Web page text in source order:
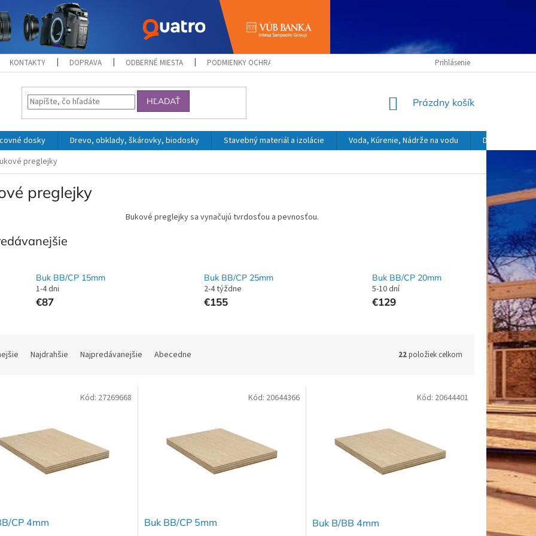
KONTAKTY DOPRAVA ODBERNÉ MIESTA PODMIENKY OCHRANY OSOBNÝCH ÚDAJOV OBCHODNÉ PODMIENKYPrihlásenie
HĽADAŤ
NÁKUPNÝ
Prázdny košík
dosky Drevo, obklady, škárovky, biodosky Stavebný materiál a izolácie Voda, Kúrenie, Nádrže na vodu
Dekoračný a
preglejky
preglejky
Bukové preglejky sa vynačujú tvrdosťou a pevnosťou.
Buk BB/CP 15mm
1-4 dni
€87
Buk BB/CP 25mm
2-4 týždne
€155
Buk BB/CP 20mm
5-10 dní
€129
Najdrahšie Najpredávanejšie Abecedne 22položiek celkom
CP 4mm
Kód: 27269668
Buk BB/CP 5mm
Kód: 20644366
Buk B/BB 4mm
Kód: 20644401